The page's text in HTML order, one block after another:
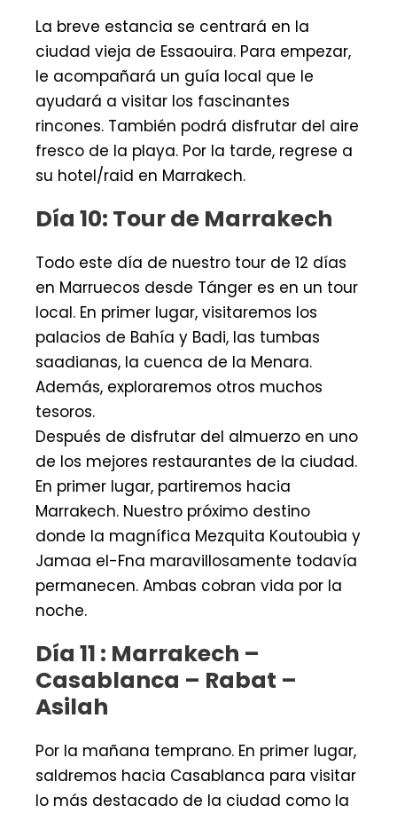
La breve estancia se centrará en la
ciudad vieja de Essaouira. Para empezar,
le acompañará un guía local que le
ayudará a visitar los fascinantes
rincones. También podrá disfrutar del aire
fresco de la playa. Por la tarde, regrese a
su hotel/raid en Marrakech.
Día 10: Tour de Marrakech
Todo este día de nuestro tour de 12 días
en Marruecos desde Tánger es en un tour
local. En primer lugar, visitaremos los
palacios de Bahía y Badi, las tumbas
saadianas, la cuenca de la Menara.
Además, exploraremos otros muchos
tesoros.
Después de disfrutar del almuerzo en uno
de los mejores restaurantes de la ciudad.
En primer lugar, partiremos hacia
Marrakech. Nuestro próximo destino
donde la magnífica Mezquita Koutoubia y
Jamaa el-Fna maravillosamente todavía
permanecen. Ambas cobran vida por la
noche.
Día 11 : Marrakech –
Casablanca – Rabat –
Asilah
Por la mañana temprano. En primer lugar,
saldremos hacia Casablanca para visitar
lo más destacado de la ciudad como la